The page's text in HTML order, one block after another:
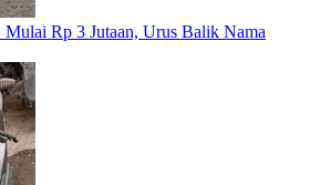
Rp 3 Jutaan, Urus Balik Nama